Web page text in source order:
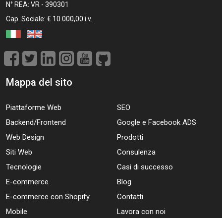
N° REA: VR - 390301
Cap. Sociale: € 10.000,00 i.v.
Mappa del sito
Piattaforme Web
Backend/Frontend
Web Design
Siti Web
Tecnologie
E-commerce
E-commerce con Shopify
Mobile
SEO
Google e Facebook ADS
Prodotti
Consulenza
Casi di successo
Blog
Contatti
Lavora con noi